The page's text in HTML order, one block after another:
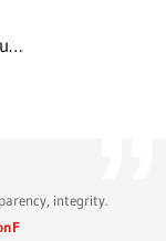
integrity.